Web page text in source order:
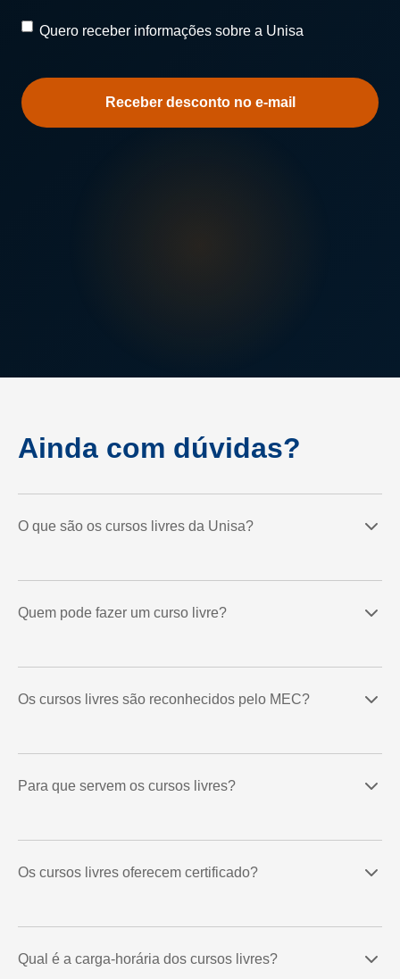
Quero
sobre
a
Quero receber informações sobre a Unisa
Ainda com dúvidas?
O que são os cursos livres da Unisa?
Quem pode fazer um curso livre?
Os cursos livres são reconhecidos pelo MEC?
Para que servem os cursos livres?
Os cursos livres oferecem certificado?
Qual é a carga-horária dos cursos livres?